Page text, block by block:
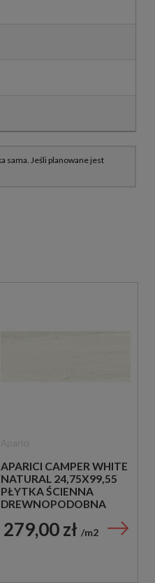
APARICI CAMPER WHITE
NATURAL 24,75X99,55
PŁYTKA ŚCIENNA
DREWNOPODOBNA
279,00 zł m2